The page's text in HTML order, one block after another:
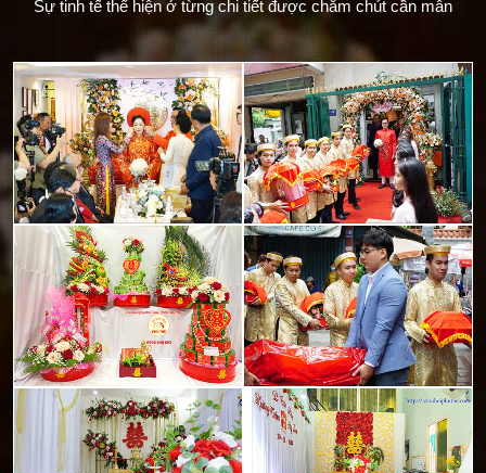
Sự tinh tế thể hiện ở từng chi tiết được chăm chút cần mẫn